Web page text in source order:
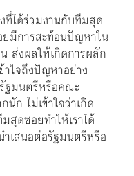
ที่ได้ร่วมงานกับทีมสุด
มีการสะท้อนปัญหาใน
ส่งผลให้เกิดการผลัก
าใจถึงปัญหาอย่าง
ฐมนตรีหรือคณะ
ก ไม่เข้าใจว่าเกิด
สุดซอยทำให้เราได้
ำเสนอต่อรัฐมนตรีหรือ